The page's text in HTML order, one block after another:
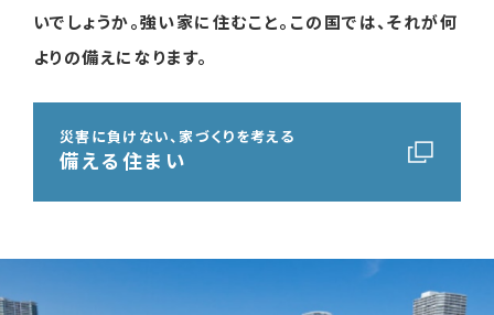
いでしょうか。強い家に住むこと。この国では、それが何
よりの備えになります。
災害に負けない、家づくりを考える
備える住まい